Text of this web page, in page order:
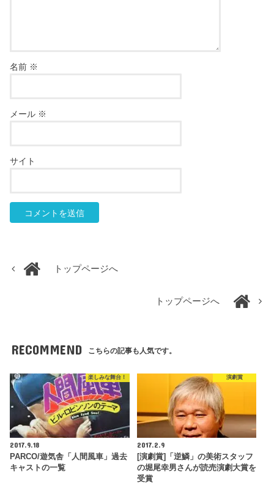
名前 ※
メール ※
サイト
トップページへ
トップページへ
RECOMMEND こちらの記事も人気です。
楽しみな舞台！
2017.9.18
PARCO/遊気舎「人間風車」過去
キャストの一覧
演劇賞
2017.2.9
[演劇賞]「逆鱗」の美術スタッフ
の堀尾幸男さんが読売演劇大賞を
受賞